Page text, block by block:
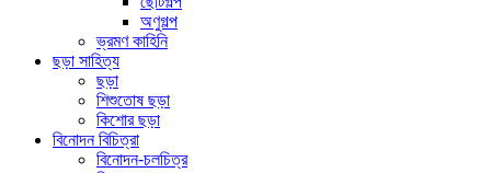
অণুগল্প
ভ্রমণ কাহিনি
ছড়া সাহিত্য
ছড়া
শিশুতোষ ছড়া
কিশোর ছড়া
বিনোদন বিচিত্রা
বিনোদন-চলচিত্র